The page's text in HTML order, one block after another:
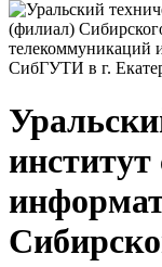
институт